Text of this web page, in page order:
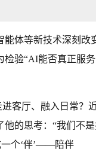
能体等新技术深刻改
检验“AI能否真正服
进客厅、融入日常？
他的思考：“我们不
一个‘伴’——陪伴